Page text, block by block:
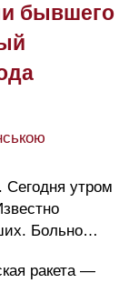
бывшего
Сегодня утром
Больно…
ракета —